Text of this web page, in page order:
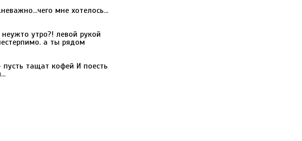
мне хотелось...
утро?! левой рукой
а ты рядом
тащат кофей И поесть